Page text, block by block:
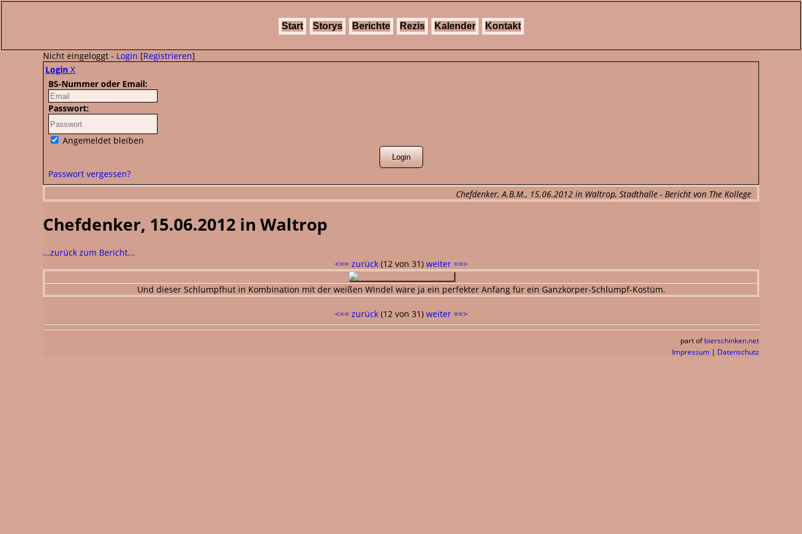
Start Storys Berichte Rezis Kalender Kontakt
Nicht eingeloggt - Login [Registrieren]
Login X
BS-Nummer oder Email:
Passwort:
Angemeldet bleiben
Passwort vergessen?
Chefdenker, A.B.M., 15.06.2012 in Waltrop, Stadthalle - Bericht von The Kollege
Chefdenker, 15.06.2012 in Waltrop
...zurück zum Bericht...
<== zurück(12 von 31) weiter ==>
Und dieser Schlumpfhut in Kombination mit der weißen Windel wäre ja ein perfekter Anfang für ein Ganzkörper-Schlumpf-Kostüm.
<== zurück(12 von 31) weiter ==>
part of bierschinken.net
Impressum | Datenschutz